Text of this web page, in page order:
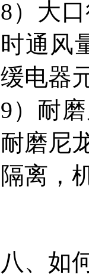
8）大
时通风
缓电器
9）耐
耐磨尼
隔离，
八、如